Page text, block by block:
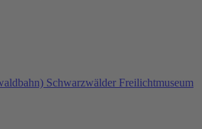
Schwarzwälder Freilichtmuseum